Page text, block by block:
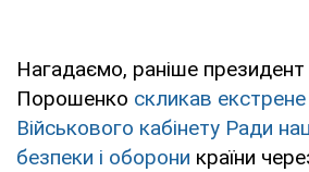
Нагадаємо, раніше
Порошенко скликав екстрене
Військового кабінету Ради
безпеки і оборони країни